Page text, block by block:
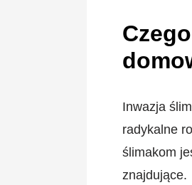
Inwazja
radykalne
ślimakom
znajdujące.